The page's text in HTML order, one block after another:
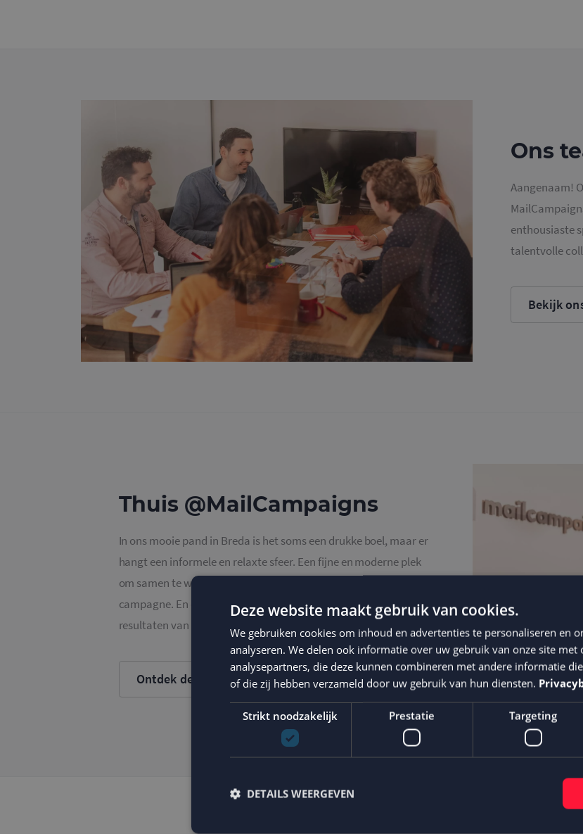
Ons
Aangenaam!
enthousiaste
talentvolle
Bekijk
Thuis @MailCampaigns
In ons mooie pand in Breda is het soms een drukke boel, maar er
hangt een informele en relaxte sfeer. Een fijne en moderne plek
om samen te werken en te focussen op een strategie of
campagne. En daardoor groeien we hard! Net zoals de
resultaten van onze klanten.
Ontdek de sfeer
Deze website maakt gebruik van cookies.
We gebruiken cookies om inhoud en advertenties te personaliseren en
analyseren. We delen ook informatie over uw gebruik van onze site met
analysepartners, die deze kunnen combineren met andere informatie
of die zij hebben verzameld door uw gebruik van hun diensten.
Strikt noodzakelijk Prestatie Targeting
DETAILS WEERGEVEN